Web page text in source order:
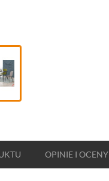
OPINIE I OCENY